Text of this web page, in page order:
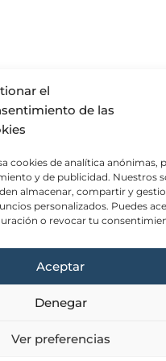
el
de las
cookies de analítica anónimas,
y de publicidad. Nuestros
almacenar, compartir y
personalizados. Puedes
o revocar tu
Aceptar
Denegar
Ver preferencias
Submit Now
Privacidad Cookies